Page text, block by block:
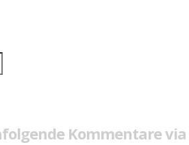
Kommentare via